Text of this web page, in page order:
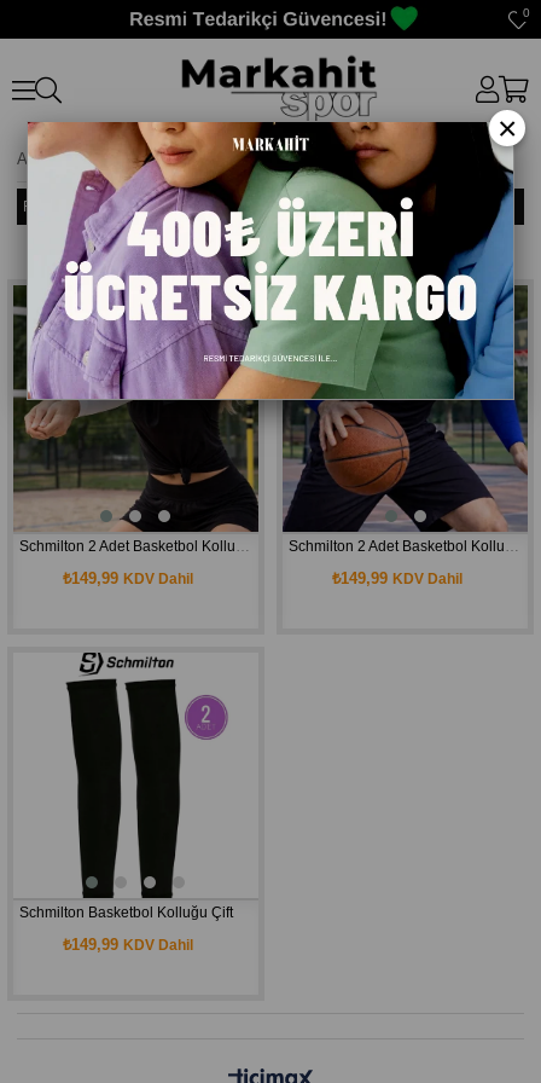
0
Anasayfa>Basketbol Kolluğu
Filtreleme Sıralama
₺149,99KDV Dahil ₺149,99KDV Dahil
Schmilton Basketbol Kolluğu Çift
₺149,99KDV Dahil
×